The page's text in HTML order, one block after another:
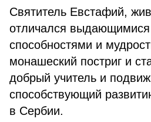
Святитель Евстафий,
отличался
способностями и
монашеский постриг и
добрый учитель и
способствующий
в Сербии.